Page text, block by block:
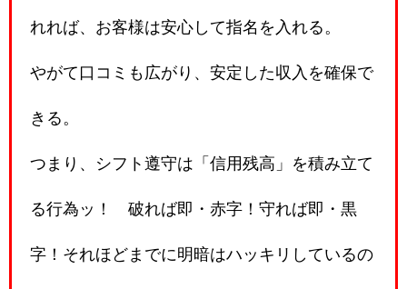
れれば、お客様は安心して指名を入れる。
やがて口コミも広がり、安定した収入を確保で
きる。
つまり、シフト遵守は「信用残高」を積み立て
る行為ッ！ 破れば即・赤字！守れば即・黒
字！それほどまでに明暗はハッキリしているの